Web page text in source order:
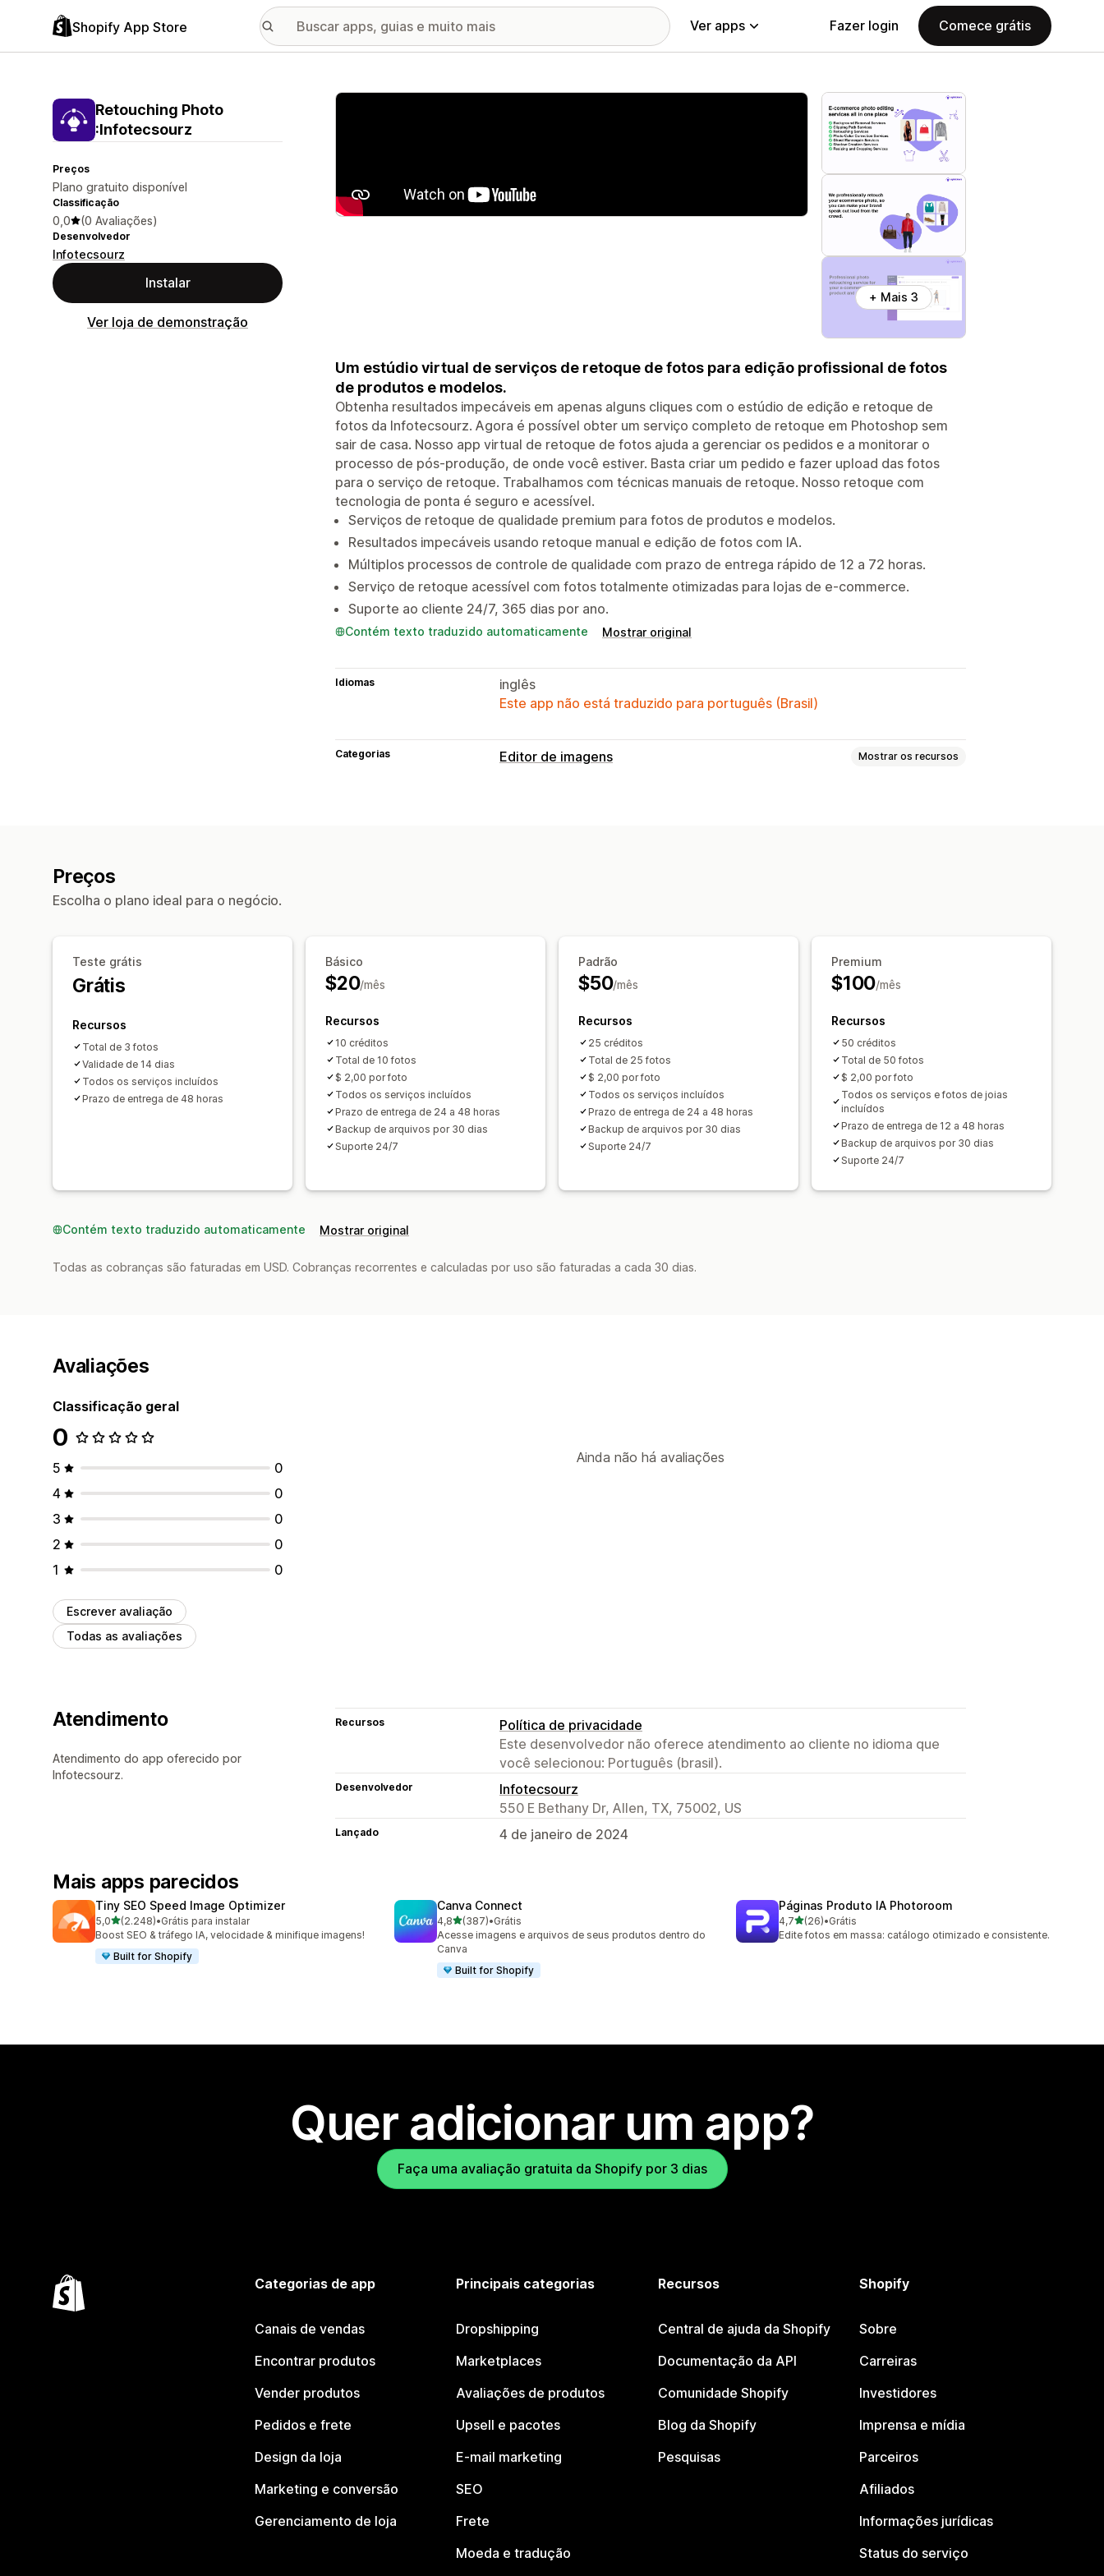
Shopify App Store Ver apps Fazer login Comece grátis
Retouching Photo
:Infotecsourz
Preços
Plano gratuito disponível
Classificação
0,0 (0 Avaliações)
Desenvolvedor
Infotecsourz
Instalar
Ver loja de demonstração
Galeria de imagens em destaque
+ Mais 3
Um estúdio virtual de serviços de retoque de fotos para edição profissional de fotos
de produtos e modelos.
Obtenha resultados impecáveis em apenas alguns cliques com o estúdio de edição e retoque de
fotos da Infotecsourz. Agora é possível obter um serviço completo de retoque em Photoshop sem
sair de casa. Nosso app virtual de retoque de fotos ajuda a gerenciar os pedidos e a monitorar o
processo de pós-produção, de onde você estiver. Basta criar um pedido e fazer upload das fotos
para o serviço de retoque. Trabalhamos com técnicas manuais de retoque. Nosso retoque com
tecnologia de ponta é seguro e acessível.
Serviços de retoque de qualidade premium para fotos de produtos e modelos.
Resultados impecáveis usando retoque manual e edição de fotos com IA.
Múltiplos processos de controle de qualidade com prazo de entrega rápido de 12 a 72 horas.
Serviço de retoque acessível com fotos totalmente otimizadas para lojas de e-commerce.
Suporte ao cliente 24/7, 365 dias por ano.
Contém texto traduzido automaticamente Mostrar original
Idiomas
inglês
Este app não está traduzido para português (Brasil)
Categorias Editor de imagens Mostrar os recursos
Preços
Escolha o plano ideal para o negócio.
Teste grátis
Grátis
Recursos
Total de 3 fotos
Validade de 14 dias
Todos os serviços incluídos
Prazo de entrega de 48 horas
Básico
$20/mês
Recursos
10 créditos
Total de 10 fotos
$ 2,00 por foto
Todos os serviços incluídos
Prazo de entrega de 24 a 48 horas
Backup de arquivos por 30 dias
Suporte 24/7
Padrão
$50/mês
Recursos
25 créditos
Total de 25 fotos
$ 2,00 por foto
Todos os serviços incluídos
Prazo de entrega de 24 a 48 horas
Backup de arquivos por 30 dias
Suporte 24/7
Premium
$100/mês
Recursos
50 créditos
Total de 50 fotos
$ 2,00 por foto
Todos os serviços e fotos de joias
incluídos
Prazo de entrega de 12 a 48 horas
Backup de arquivos por 30 dias
Suporte 24/7
Contém texto traduzido automaticamente Mostrar original
Todas as cobranças são faturadas em USD. Cobranças recorrentes e calculadas por uso são faturadas a cada 30 dias.
Avaliações
Classificação geral
0
5
0
4
0
3
0
2
0
1
0
Escrever avaliação
Todas as avaliações
Ainda não há avaliações
Atendimento
Atendimento do app oferecido por
Infotecsourz.
Recursos
Política de privacidade
Este desenvolvedor não oferece atendimento ao cliente no idioma que
você selecionou: Português (brasil).
Desenvolvedor
Infotecsourz
550 E Bethany Dr, Allen, TX, 75002, US
Lançado 4 de janeiro de 2024
Mais apps parecidos
Tiny SEO Speed Image Optimizer
5,0de 5 estrelas
(2.248)
2248 avaliações ao todo
•Grátis para instalar
Boost SEO & tráfego IA, velocidade & minifique imagens!
Built for Shopify
Canva Connect
4,8de 5 estrelas
(387)
387 avaliações ao todo
•Grátis
Acesse imagens e arquivos de seus produtos dentro do
Canva
Built for Shopify
Páginas Produto IA Photoroom
4,7de 5 estrelas
(26)
26 avaliações ao todo
•Grátis
Edite fotos em massa: catálogo otimizado e consistente.
Quer adicionar um app?
Faça uma avaliação gratuita da Shopify por 3 dias
Categorias de app
Canais de vendas
Encontrar produtos
Vender produtos
Pedidos e frete
Design da loja
Marketing e conversão
Gerenciamento de loja
Principais categorias
Dropshipping
Marketplaces
Avaliações de produtos
Upsell e pacotes
E-mail marketing
SEO
Frete
Moeda e tradução
Recursos
Central de ajuda da Shopify
Documentação da API
Comunidade Shopify
Blog da Shopify
Pesquisas
Shopify
Sobre
Carreiras
Investidores
Imprensa e mídia
Parceiros
Afiliados
Informações jurídicas
Status do serviço